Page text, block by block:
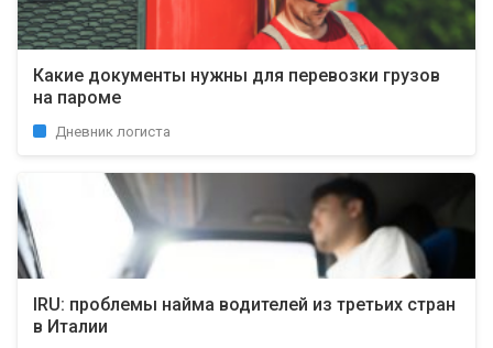
Какие документы нужны для перевозки грузов
на пароме
Дневник логиста
IRU: проблемы найма водителей из третьих стран
в Италии